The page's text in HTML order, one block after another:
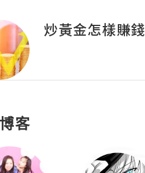
炒黃金怎樣賺錢
客